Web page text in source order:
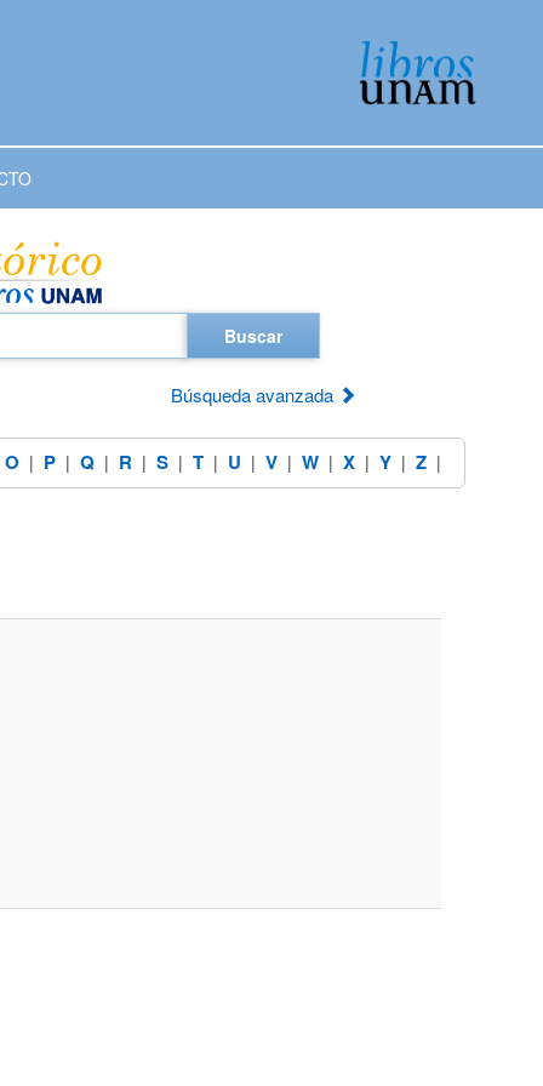
Buscar
Búsqueda avanzada
O | P | Q | R | S | T | U | V | W | X | Y | Z |